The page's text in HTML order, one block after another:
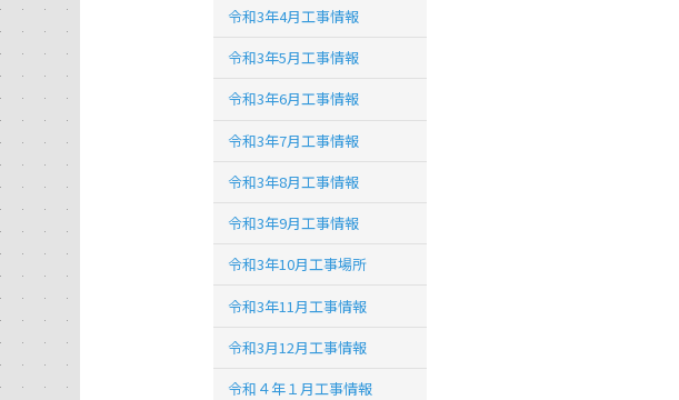
令和3年4月工事情報
令和3年5月工事情報
令和3年6月工事情報
令和3年7月工事情報
令和3年8月工事情報
令和3年9月工事情報
令和3年10月工事場所
令和3年11月工事情報
令和3月12月工事情報
令和４年１月工事情報